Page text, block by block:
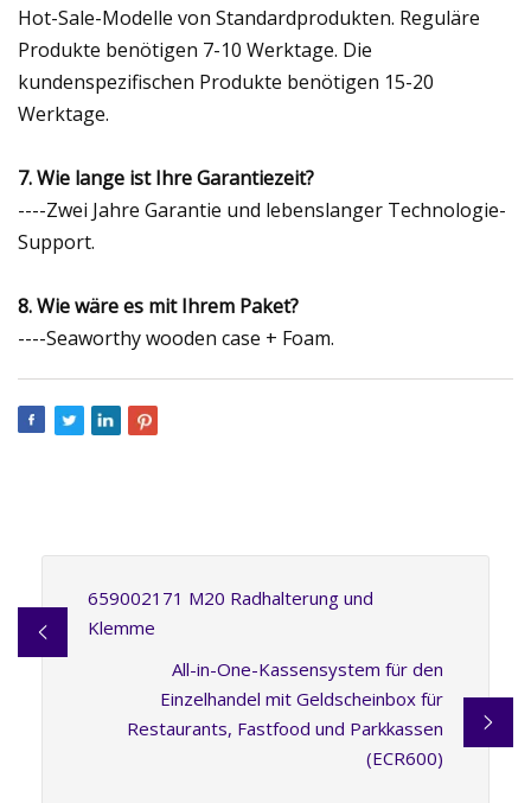
Hot-Sale-Modelle von Standardprodukten. Reguläre
Produkte benötigen 7-10 Werktage. Die
kundenspezifischen Produkte benötigen 15-20
Werktage.
7. Wie lange ist Ihre Garantiezeit?
----Zwei Jahre Garantie und lebenslanger Technologie-
Support.
8. Wie wäre es mit Ihrem Paket?
----Seaworthy wooden case + Foam.
659002171 M20 Radhalterung und
Klemme
All-in-One-Kassensystem für den
Einzelhandel mit Geldscheinbox für
Restaurants, Fastfood und Parkkassen
(ECR600)